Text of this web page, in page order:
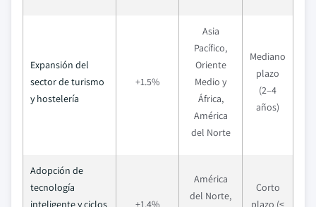
Expansión del
sector de turismo
y hostelería
+1.5%
Asia
Pacífico,
Oriente
Medio y
África,
América
del Norte
Mediano
plazo
(2–4
años)
Adopción de
tecnología
inteligente y ciclos
+1.4%
América
del Norte,
Corto
plazo (≤